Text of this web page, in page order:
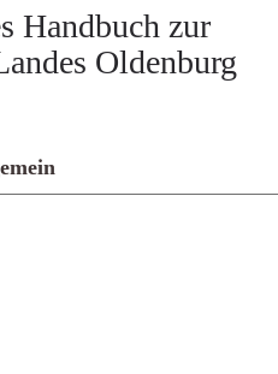
Handbuch zur
Oldenburg